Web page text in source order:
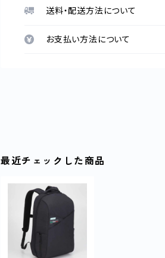
送料・配送方法について
お支払い方法について
最近チェックした商品